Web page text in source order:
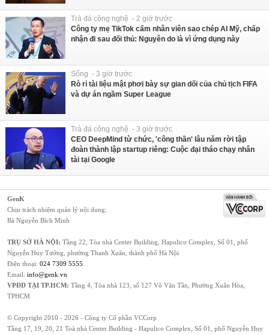
Trà đá công nghệ - 2 giờ trước
Công ty mẹ TikTok cấm nhân viên sao chép AI Mỹ, chấp
nhận đi sau đối thủ: Nguyên do là vì ứng dụng này
Sống - 3 giờ trước
Rò rỉ tài liệu mật phơi bày sự gian dối của chủ tịch FIFA
và dự án ngầm Super League
Trà đá công nghệ - 3 giờ trước
CEO DeepMind từ chức, 'công thần' lâu năm rời tập
đoàn thành lập startup riêng: Cuộc đại tháo chạy nhân
tài tại Google
GenK
Chịu trách nhiệm quản lý nội dung:
Bà Nguyễn Bích Minh
TRỤ SỞ HÀ NỘI: Tầng 22, Tòa nhà Center Building, Hapulico Complex, Số 01, phố
Nguyễn Huy Tưởng, phường Thanh Xuân, thành phố Hà Nội
Điện thoại: 024 7309 5555
Email: info@genk.vn
VPĐD TẠI TP.HCM: Tầng 4, Tòa nhà 123, số 127 Võ Văn Tần, Phường Xuân Hòa,
TPHCM
© Copyright 2010 - 2026 - Công ty Cổ phần VCCorp
Tầng 17, 19, 20, 21 Toà nhà Center Building - Hapulico Complex, Số 01, phố Nguyễn Huy